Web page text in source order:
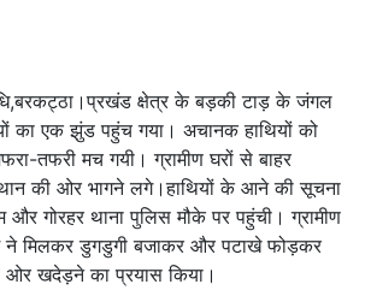
क्षेत्र के बड़की टाड़ के जंगल
का एक झुंड पहुंच गया। अचानक हाथियों को
तफरी मच गयी। ग्रामीण घरों से बाहर
की ओर भागने लगे।हाथियों के आने की सूचना
और गोरहर थाना पुलिस मौके पर पहुंची। ग्रामीण
ने मिलकर डुगडुगी बजाकर और पटाखे फोड़कर
ओर खदेड़ने का प्रयास किया।